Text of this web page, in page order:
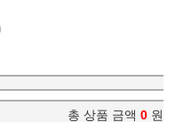
총 상품 금액 0 원